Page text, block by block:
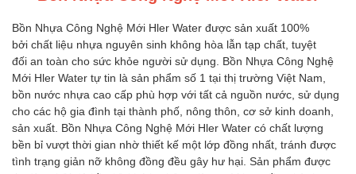
Bồn Nhựa Công Nghệ Mới Hler Water được sản xuất 100%
bởi chất liệu nhựa nguyên sinh không hòa lẫn tạp chất, tuyệt
đối an toàn cho sức khỏe người sử dụng. Bồn Nhựa Công Nghệ
Mới Hler Water tự tin là sản phẩm số 1 tại thị trường Việt Nam,
bồn nước nhựa cao cấp phù hợp với tất cả nguồn nước, sử dụng
cho các hộ gia đình tại thành phố, nông thôn, cơ sở kinh doanh,
sản xuất. Bồn Nhựa Công Nghệ Mới Hler Water có chất lượng
bền bỉ vượt thời gian nhờ thiết kế một lớp đồng nhất, tránh được
tình trạng giản nỡ không đồng đều gây hư hại. Sản phẩm được